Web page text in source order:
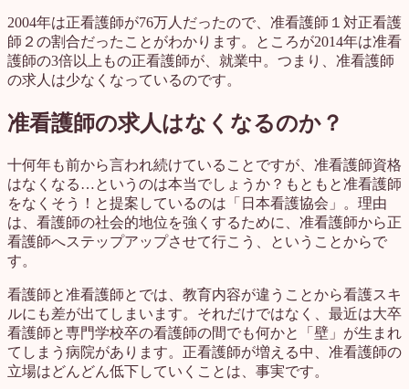
2004年は正看護師が76万人だったので、准看護師１対正看護
師２の割合だったことがわかります。ところが2014年は准看
護師の3倍以上もの正看護師が、就業中。つまり、准看護師
の求人は少なくなっているのです。
准看護師の求人はなくなるのか？
十何年も前から言われ続けていることですが、准看護師資格
はなくなる…というのは本当でしょうか？もともと准看護師
をなくそう！と提案しているのは「日本看護協会」。理由
は、看護師の社会的地位を強くするために、准看護師から正
看護師へステップアップさせて行こう、ということからで
す。
看護師と准看護師とでは、教育内容が違うことから看護スキ
ルにも差が出てしまいます。それだけではなく、最近は大卒
看護師と専門学校卒の看護師の間でも何かと「壁」が生まれ
てしまう病院があります。正看護師が増える中、准看護師の
立場はどんどん低下していくことは、事実です。